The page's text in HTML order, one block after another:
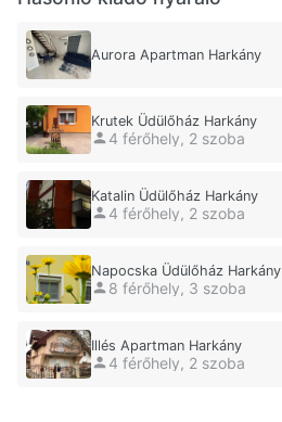
Aurora Apartman Harkány
Krutek Üdülőház Harkány
4 férőhely, 2 szoba
Katalin Üdülőház Harkány
4 férőhely, 2 szoba
Napocska Üdülőház Harkány
8 férőhely, 3 szoba
Illés Apartman Harkány
4 férőhely, 2 szoba